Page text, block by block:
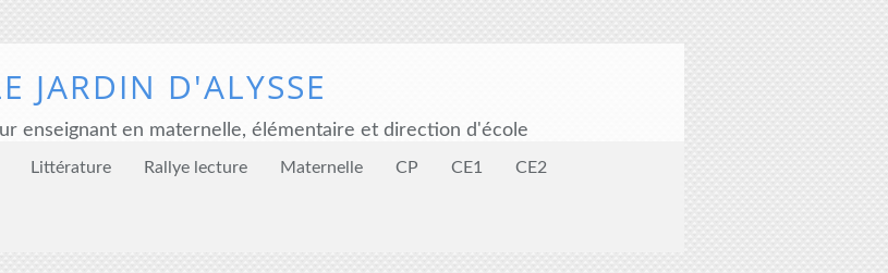
JARDIN D'ALYSSE
enseignant en maternelle, élémentaire et direction d'école
Littérature Rallye lecture Maternelle CP CE1 CE2